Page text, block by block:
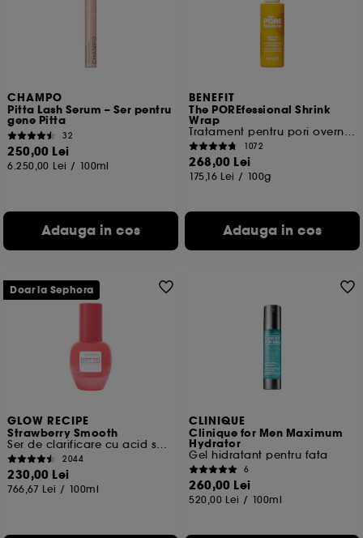
CHAMPO
Pitta Lash Serum – Ser pentru
gene Pitta
32
250,00 Lei
6.250,00 Lei / 100ml
Adauga in cos
BENEFIT
The POREfessional Shrink
Wrap
Tratament pentru pori overnight AHA+PHA
1072
268,00 Lei
175,16 Lei / 100g
Adauga in cos
GLOW RECIPE
Strawberry Smooth
Ser de clarificare cu acid salicilic, AHA si BHA
2044
230,00 Lei
766,67 Lei / 100ml
Doar la Sephora
CLINIQUE
Clinique for Men Maximum
Hydrator
Gel hidratant pentru fata
6
260,00 Lei
520,00 Lei / 100ml
Cu exceptia cookie-urilor tehnice, plasarea si citirea
celorlalte necesita acordul tau. Poti sa iti personalizezi
alegerile privind plasarea acestor cookies folosind
optiunea "Schimba preferintele" de mai jos, sau poti
toate". Poti alege sa iti modifici preferintele oricand.
Daca doresti mai multe informatii despre cookie-urile
folosite, click